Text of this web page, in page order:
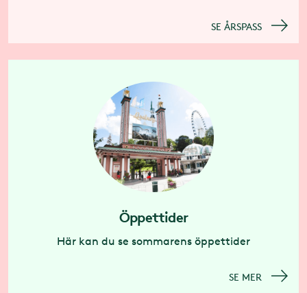
SE ÅRSPASS
Öppettider
Här kan du se sommarens öppettider
SE MER